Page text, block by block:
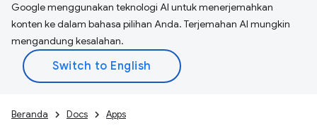
Google menggunakan teknologi AI untuk menerjemahkan
konten ke dalam bahasa pilihan Anda. Terjemahan AI mungkin
mengandung kesalahan.
Beranda Docs Apps